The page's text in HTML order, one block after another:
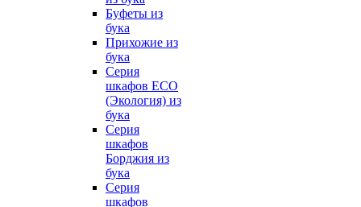
Буфеты из
бука
Прихожие из
бука
Серия
шкафов ECO
(Экология) из
бука
Серия
шкафов
Борджия из
бука
Серия
шкафов